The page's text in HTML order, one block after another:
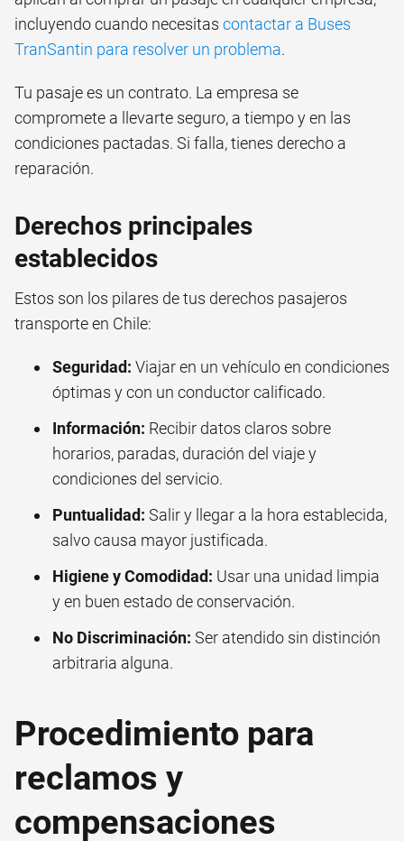
incluyendo cuando necesitas contactar a Buses
TranSantin para resolver un problema.
Tu pasaje es un contrato. La empresa se
compromete a llevarte seguro, a tiempo y en las
condiciones pactadas. Si falla, tienes derecho a
reparación.
Derechos principales
establecidos
Estos son los pilares de tus derechos pasajeros
transporte en Chile:
Seguridad: Viajar en un vehículo en condiciones
óptimas y con un conductor calificado.
Información: Recibir datos claros sobre
horarios, paradas, duración del viaje y
condiciones del servicio.
Puntualidad: Salir y llegar a la hora establecida,
salvo causa mayor justificada.
Higiene y Comodidad: Usar una unidad limpia
y en buen estado de conservación.
No Discriminación: Ser atendido sin distinción
arbitraria alguna.
Procedimiento para
reclamos y
compensaciones